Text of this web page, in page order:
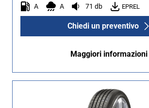
A A 71 db EPREL
Chiedi un preventivo
Maggiori informazioni